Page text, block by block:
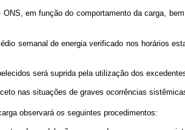
em função do comportamento da carga,
semanal de energia verificado nos horários
será suprida pela utilização dos
nas situações de graves ocorrências
observará os seguintes procedimentos: